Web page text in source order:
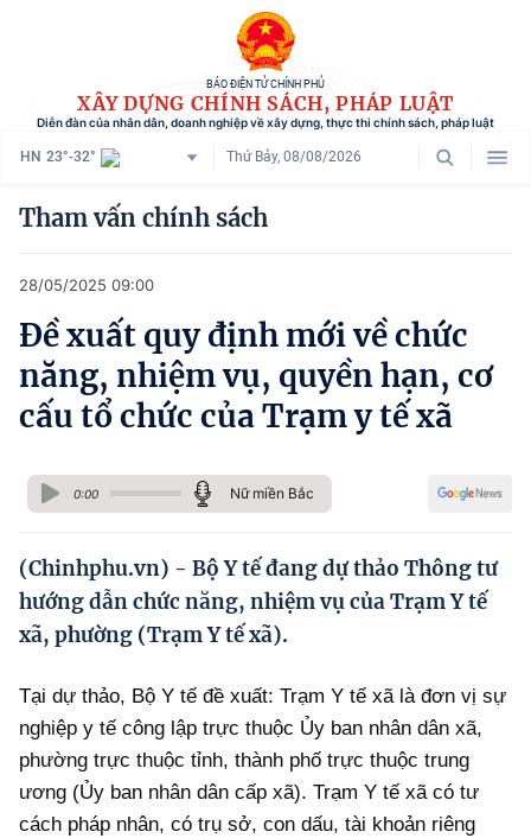
BÁO ĐIỆN TỬ CHÍNH PHỦ
XÂY DỰNG CHÍNH SÁCH, PHÁP LUẬT
Diễn đàn của nhân dân, doanh nghiệp về xây dựng, thực thi chính sách, pháp luật
HN 23°-32° Thứ Bảy, 08/08/2026
Danh mục
Tham vấn chính sách
Người dân góp ý
Chính sách và cuộc sống
Phát triển kinh tế tư nhân và doanh nghiệp dân tộc
Ocop và chuỗi giá trị Nông sản
Kinh tế tư nhân
Doanh nghiệp dân tộc
Khác
Tham vấn chính sách
28/05/2025 09:00
Đề xuất quy định mới về chức
năng, nhiệm vụ, quyền hạn, cơ
cấu tổ chức của Trạm y tế xã
0:00 Nữ miền Bắc
(Chinhphu.vn) - Bộ Y tế đang dự thảo Thông tư
hướng dẫn chức năng, nhiệm vụ của Trạm Y tế
xã, phường (Trạm Y tế xã).
Tại dự thảo, Bộ Y tế đề xuất: Trạm Y tế xã là đơn vị sự
nghiệp y tế công lập trực thuộc Ủy ban nhân dân xã,
phường trực thuộc tỉnh, thành phố trực thuộc trung
ương (Ủy ban nhân dân cấp xã). Trạm Y tế xã có tư
cách pháp nhân, có trụ sở, con dấu, tài khoản riêng